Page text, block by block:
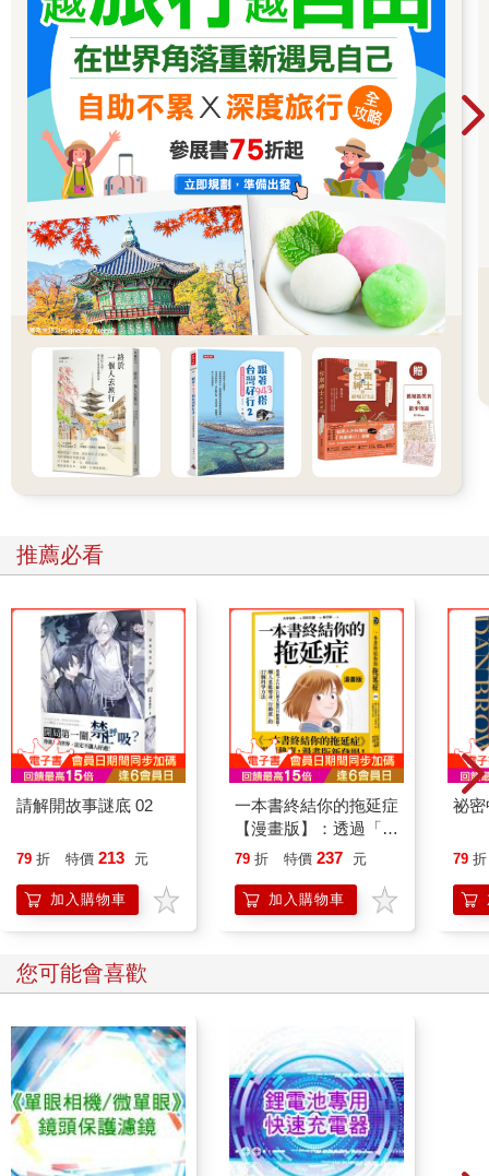
推薦必看
請解開故事謎底 02
79 折 特價 213 元
加入購物車
一本書終結你的拖延症
【漫畫版】：透過「小
行動」打開大腦的行動
「行動派」的37個科
學方法
79 折 特價 237 元
加入購物車
祕
79 折
您可能會喜歡